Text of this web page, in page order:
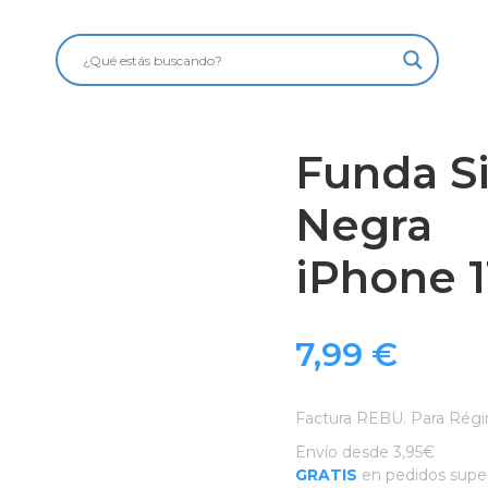
Funda
Negra
iPhone
7,99 €
Factura REBU. Para
Envío desde 3,95€
GRATIS en pedidos